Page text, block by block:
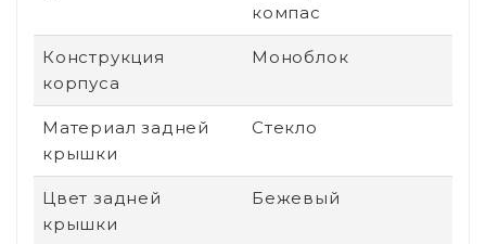
компас
Конструкция
корпуса
Моноблок
Материал задней
крышки
Стекло
Цвет задней
крышки
Бежевый